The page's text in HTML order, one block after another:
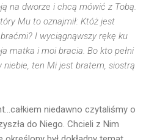
na dworze i chcą mówić z Tobą.
Mu to oznajmił: Któż jest
I wyciągnąwszy rękę ku
matka i moi bracia. Bo kto pełni
ten Mi jest bratem, siostrą
niedawno czytaliśmy o
do Niego. Chcieli z Nim